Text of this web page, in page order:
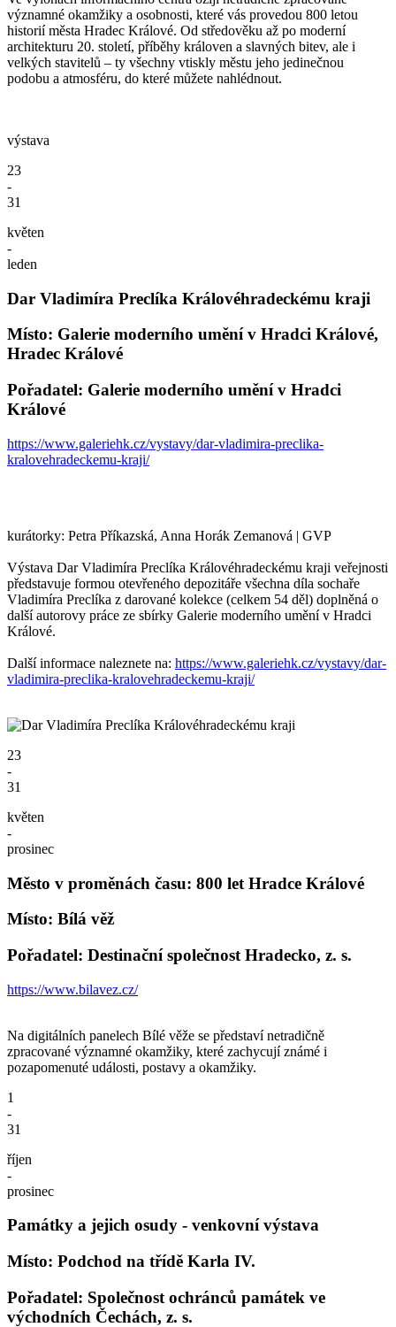
významné okamžiky a osobnosti, které vás provedou 800 letou
historií města Hradec Králové. Od středověku až po moderní
architekturu 20. století, příběhy královen a slavných bitev, ale i
velkých stavitelů – ty všechny vtiskly městu jeho jedinečnou
podobu a atmosféru, do které můžete nahlédnout.
výstava
23
-
31
květen
-
leden
Dar Vladimíra Preclíka Královéhradeckému kraji
Místo: Galerie moderního umění v Hradci Králové,
Hradec Králové
Pořadatel: Galerie moderního umění v Hradci
Králové
https://www.galeriehk.cz/vystavy/dar-vladimira-preclika-
kralovehradeckemu-kraji/
kurátorky: Petra Příkazská, Anna Horák Zemanová | GVP
Výstava Dar Vladimíra Preclíka Královéhradeckému kraji veřejnosti
představuje formou otevřeného depozitáře všechna díla sochaře
Vladimíra Preclíka z darované kolekce (celkem 54 děl) doplněná o
další autorovy práce ze sbírky Galerie moderního umění v Hradci
Králové.
Další informace naleznete na: https://www.galeriehk.cz/vystavy/dar-
vladimira-preclika-kralovehradeckemu-kraji/
23
-
31
květen
-
prosinec
Město v proměnách času: 800 let Hradce Králové
Místo: Bílá věž
Pořadatel: Destinační společnost Hradecko, z. s.
https://www.bilavez.cz/
Na digitálních panelech Bílé věže se představí netradičně
zpracované významné okamžiky, které zachycují známé i
pozapomenuté události, postavy a okamžiky.
1
-
31
říjen
-
prosinec
Památky a jejich osudy - venkovní výstava
Místo: Podchod na třídě Karla IV.
Pořadatel: Společnost ochránců památek ve
východních Čechách, z. s.